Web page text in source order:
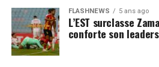
FLASHNEWS 5 ans ago
L’EST surclasse
conforte son